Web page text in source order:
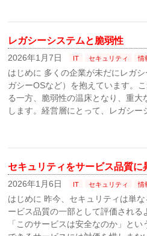
レガシーシステムと脆弱性
2026年1月7日 IT セキュリティ 情
はじめに 多くの企業が未だにレガ
ガシーOSなど）を抱えています。
る一方、脆弱性の温床となり、重大
します。経営層にとって、レガシー
セキュリティをサービス品質に
2026年1月6日 IT セキュリティ 情
はじめに 昨今、セキュリティは単
ービス品質の一部として評価される
「このサービスは安全なのか」と